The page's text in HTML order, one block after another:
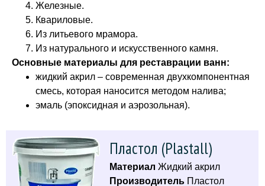
Железные.
Квариловые.
Из литьевого мрамора.
Из натурального и искусственного камня.
Основные материалы для реставрации ванн:
жидкий акрил – современная двухкомпонентная
смесь, которая наносится методом налива;
эмаль (эпоксидная и аэрозольная).
Пластол (Plastall)
Материал Жидкий акрил
Производитель Пластол